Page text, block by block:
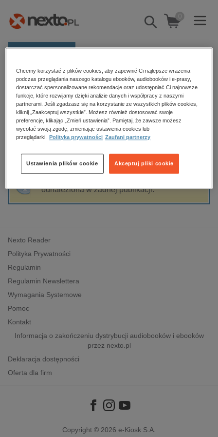
Pokaż/schowaj
wyszukiwarkę
0
Kategorie
Zobacz wszystkie E-prasa
budownictwo, aranżacja wnętrz
biznesowe, branżowe, gospodarka
dzienniki
edukacja
hobby, sport, rozrywka
komputery, internet, technologie, informatyka
polityka, społeczno-informacyjne
psychologiczne
inne
popularno-naukowe
historia
Strona główna Anna M. Łabuz
Anna M. Łabuz
Sortowanie Filtrowanie
odnaleziona w żadnej publikacji.
Nexto Reader
Polityka Prywatności
Regulamin
Regulamin Newslettera
Wymagania Systemowe
Pomoc
Kontakt
Informacja o zakończeniu dystrybucji audiobooków i ebooków
przez nexto.pl
Deklaracja dostępności
Oferta dla firm
Copyright © 2026 e-Kiosk S.A.
Chcemy korzystać z plików cookies, aby zapewnić Ci najlepsze wrażenia
podczas przeglądania naszego katalogu ebooków, audiobooków i e-prasy,
dostarczać spersonalizowane rekomendacje oraz udostępniać Ci najnowsze
funkcje, które rozwijamy dzięki analizie danych i współpracy z naszymi
partnerami. Jeśli zgadzasz się na korzystanie ze wszystkich plików cookies,
kliknij „Zaakceptuj wszystkie”. Możesz również dostosować swoje
preferencje, klikając „Zmień ustawienia”. Pamiętaj, że zawsze możesz
wycofać swoją zgodę, zmieniając ustawienia cookies lub
przeglądarki.
Polityka prywatności Zaufani partnerzy
Akceptuj pliki cookie
Ustawienia plików cookie